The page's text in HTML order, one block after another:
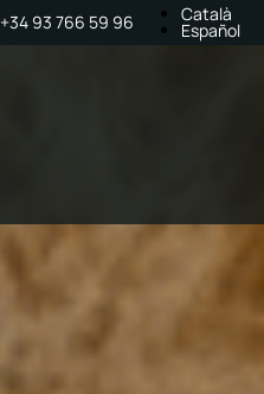
+34 93 766 59 96 Català
Español